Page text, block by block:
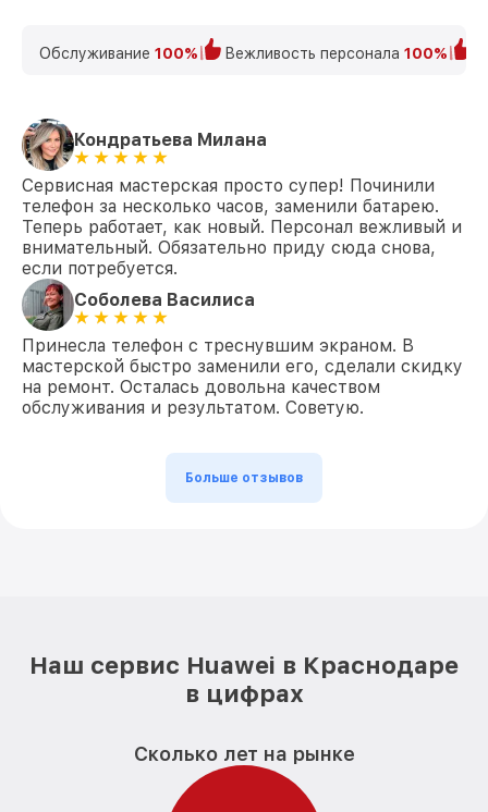
Обслуживание 100% Вежливость персонала 100%
Кондратьева Милана
Сервисная мастерская просто супер! Починили
телефон за несколько часов, заменили батарею.
Теперь работает, как новый. Персонал вежливый и
внимательный. Обязательно приду сюда снова,
если потребуется.
Соболева Василиса
Принесла телефон с треснувшим экраном. В
мастерской быстро заменили его, сделали скидку
на ремонт. Осталась довольна качеством
обслуживания и результатом. Советую.
Больше отзывов
Наш сервис Huawei в Краснодаре
в цифрах
Сколько лет на рынке